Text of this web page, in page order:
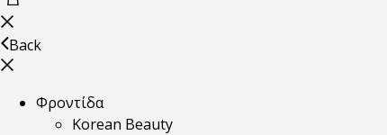
Back
Φροντίδα
Korean Beauty